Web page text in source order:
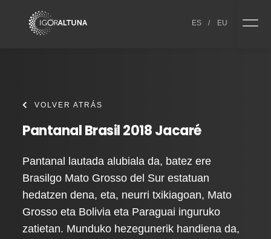
ES / EU
VOLVER ATRÁS
Pantanal Brasil 2018 Jacaré
Pantanal lautada alubiala da, batez ere
Brasilgo Mato Grosso del Sur estatuan
hedatzen dena, eta, neurri txikiagoan, Mato
Grosso eta Bolivia eta Paraguai inguruko
zatietan. Munduko hezegunerik handiena da,